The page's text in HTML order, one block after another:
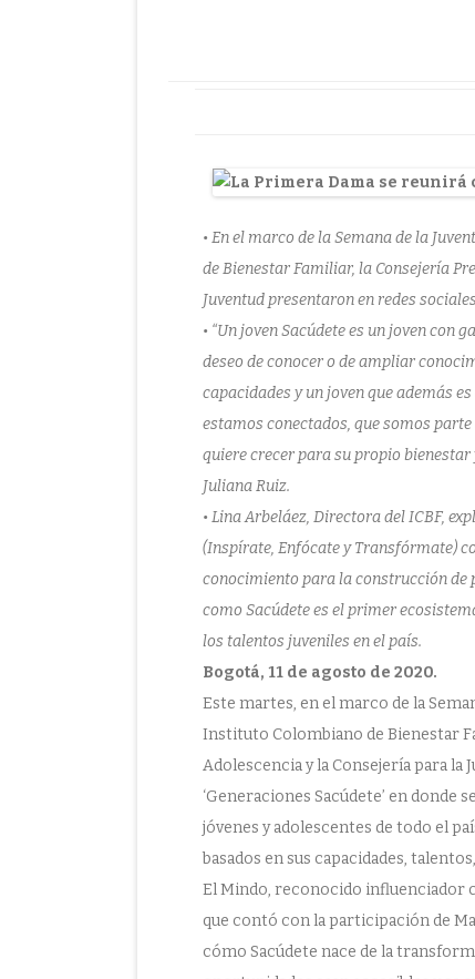
• En el marco de la Semana de la
de Bienestar Familiar, la Consejería
Juventud presentaron en redes
• “Un joven Sacúdete es un joven con
deseo de conocer o de ampliar
capacidades y un joven que además
estamos conectados, que somos
quiere crecer para su propio
Juliana Ruiz.
• Lina Arbeláez, Directora del ICBF,
(Inspírate, Enfócate y Transfórmate)
conocimiento para la construcción de
como Sacúdete es el primer
los talentos juveniles en el país.
Bogotá, 11 de agosto de 2020.
Este martes, en el marco de la
Instituto Colombiano de Bienestar
Adolescencia y la Consejería para
‘Generaciones Sacúdete’ en donde
jóvenes y adolescentes de todo el
basados en sus capacidades,
El Mindo, reconocido influenciador
que contó con la participación de
cómo Sacúdete nace de la